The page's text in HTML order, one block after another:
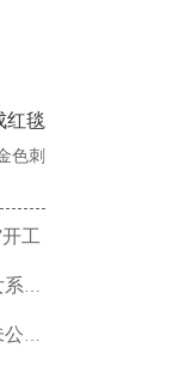
红毯
色刺
工
景甜长裙细腰气质出众 满分诠释少女系优雅
黄小蕾控诉迪士尼工作人员 园区暂未公开回应当事